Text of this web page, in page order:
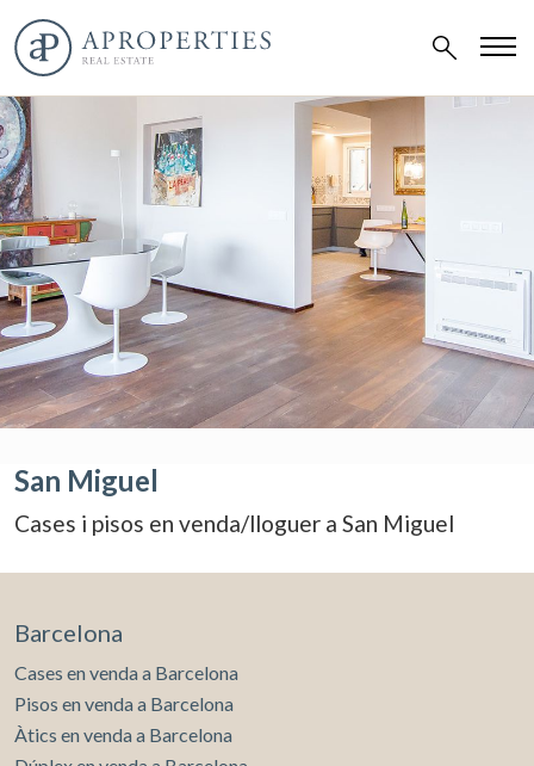
San Miguel
Cases i pisos en venda/lloguer a San Miguel
Barcelona
Cases en venda a Barcelona
Pisos en venda a Barcelona
Àtics en venda a Barcelona
Modificar cookies